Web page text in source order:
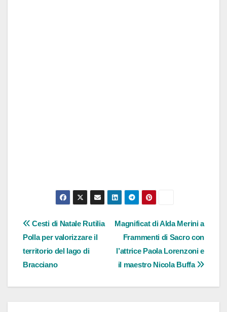
Navigazione
articoli
Magnificat di Alda Merini a
Frammenti di Sacro con
l’attrice Paola Lorenzoni e
il maestro Nicola Buffa
Cesti di Natale Rutilia
Polla per valorizzare il
territorio del lago di
Bracciano